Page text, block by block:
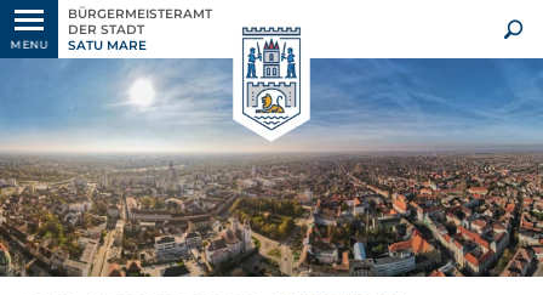
MENU
BÜRGERMEISTERAMT
DER STADT
SATU MARE